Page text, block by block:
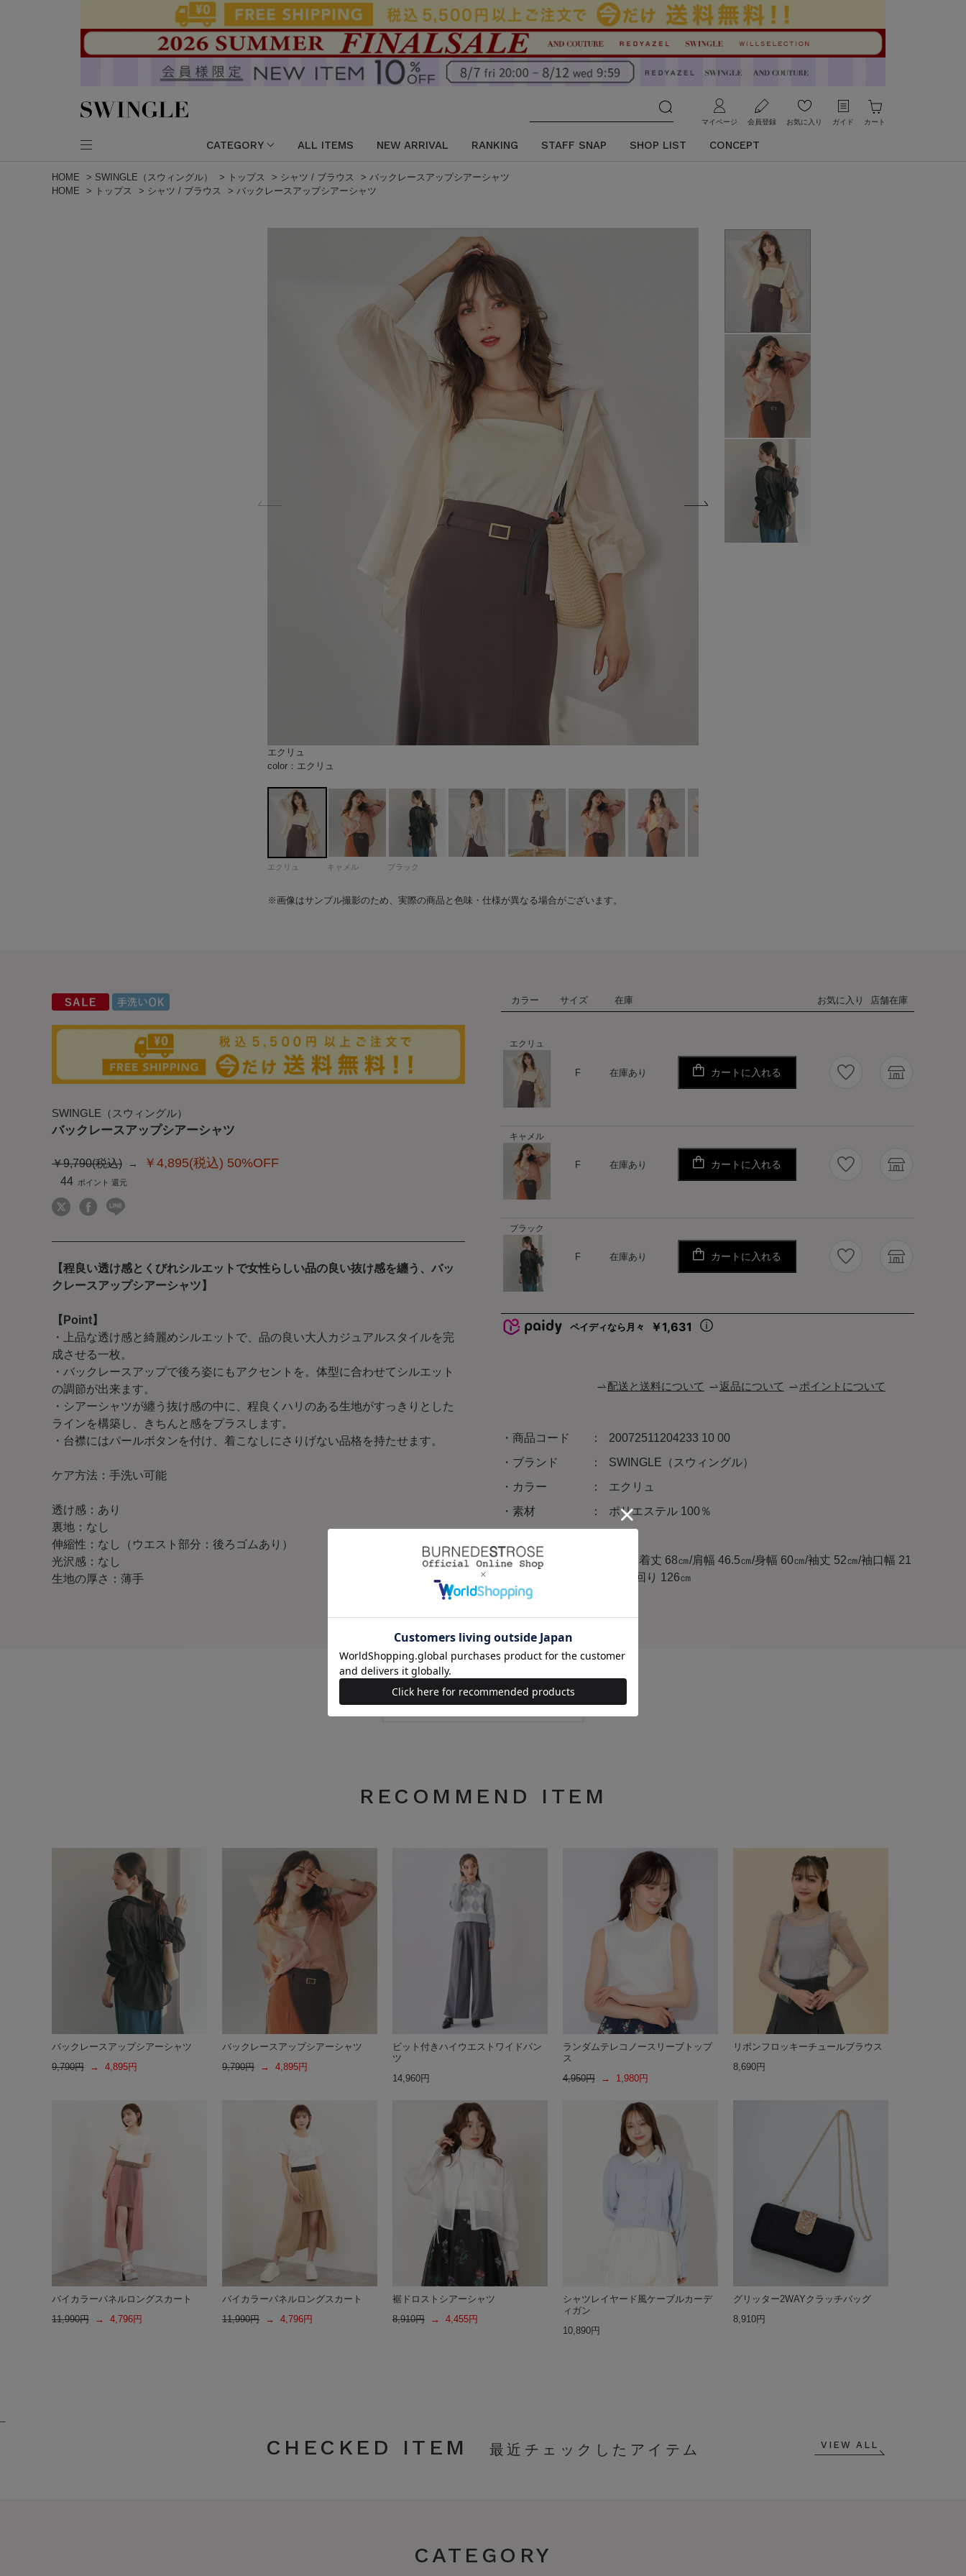
マイページ 会員登録 お気に入り ガイド カート
CATEGORY ALL ITEMS NEW ARRIVAL RANKING STAFF SNAP SHOP LIST CONCEPT
HOME > SWINGLE（スウィングル） > トップス > シャツ / ブラウス > バックレースアップシアーシャツ
HOME
> トップス > シャツ / ブラウス > バックレースアップシアーシャツ
エクリュ
color：エクリュ
キャメル
color：キャメル
ブラック
color：ブラック
model：H169cm 着用サイズ：F
color：キャメル
color：ブラック
model：H169cm 着用サイズ：F
color：エクリュ
color：ブラック
model：H169cm 着用サイズ：F
color：エクリュ
color：キャメル
エクリュ キャメル ブラック
※画像はサンプル撮影のため、実際の商品と色味・仕様が異なる場合がございます。
SWINGLE（スウィングル）
バックレースアップシアーシャツ
￥9,790(税込) ￥4,895(税込) 50%OFF
44
【程良い透け感とくびれシルエットで女性らしい品の良い抜け感を纏う、バッ
クレースアップシアーシャツ】
【Point】
・上品な透け感と綺麗めシルエットで、品の良い大人カジュアルスタイルを完
成させる一枚。
・バックレースアップで後ろ姿にもアクセントを。体型に合わせてシルエット
の調節が出来ます。
・シアーシャツが纏う抜け感の中に、程良くハリのある生地がすっきりとした
ラインを構築し、きちんと感をプラスします。
・台襟にはパールボタンを付け、着こなしにさりげない品格を持たせます。
ケア方法：手洗い可能
透け感：あり
裏地：なし
伸縮性：なし（ウエスト部分：後ろゴムあり）
光沢感：なし
生地の厚さ：薄手
カラー サイズ 在庫 お気に入り 店舗在庫
エクリュ
F 在庫あり カートに入れる
ハート
キャメル
F 在庫あり カートに入れる
ハート
ブラック
F 在庫あり カートに入れる
ペイディなら月々 ￥1,631
配送と送料について 返品について ポイントについて
商品コード
20072511204233 10 00
ブランド
SWINGLE（スウィングル）
カラー
エクリュ
素材
ポリエステル 100％
サイズ
F(00):着丈 68㎝/肩幅 46.5㎝/身幅 60㎝/袖丈 52㎝/袖口幅 21
㎝/裾回り 126㎝
この商品について問い合わせる
RECOMMEND ITEM
バックレースアップシアーシャツ
9,790円 → 4,895円
バックレースアップシアーシャツ
9,790円 → 4,895円
ビット付きハイウエストワイドパン
ツ
14,960円
ランダムテレコノースリーブトップ
ス
4,950円 → 1,980円
リボンフロッキーチュールブラウス
8,690円
バイカラーパネルロングスカート
11,990円 → 4,796円
バイカラーパネルロングスカート
11,990円 → 4,796円
裾ドロストシアーシャツ
8,910円 → 4,455円
シャツレイヤード風ケーブルカーデ
ィガン
10,890円
グリッター2WAYクラッチバッグ
8,910円
CHECKED ITEM VIEW ALL
CATEGORY